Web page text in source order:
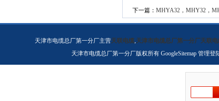
下一篇： MHYA32，MHY32，
天津市电缆总厂第一分厂主营天联电缆,天津市电缆总厂第一分厂天联电
天津市电缆总厂第一分厂版权所有 GoogleSitemap 管理登